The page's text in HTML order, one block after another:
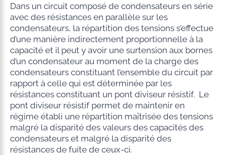
Dans un circuit composé de condensateurs en série
avec des résistances en parallèle sur les
condensateurs, la répartition des tensions s’effectue
d’une manière indirectement proportionnelle à la
capacité et il peut y avoir une surtension aux bornes
d’un condensateur au moment de la charge des
condensateurs constituant l’ensemble du circuit par
rapport à celle qui est déterminée par les
résistances constituant un pont diviseur résistif. Le
pont diviseur résistif permet de maintenir en
régime établi une répartition maîtrisée des tensions
malgré la disparité des valeurs des capacités des
condensateurs et malgré la disparité des
résistances de fuite de ceux-ci.